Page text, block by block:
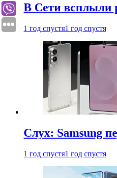
В Сети всплыли
1 год спустя1 год спустя
Слух: Samsung
1 год спустя1 год спустя